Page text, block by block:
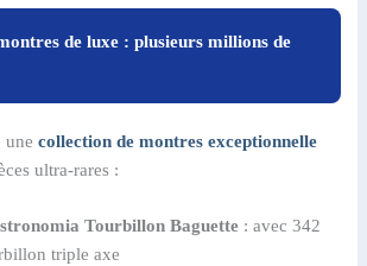
de luxe : plusieurs millions de
unecollection de montres exceptionnelle
ultra-rares :
Tourbillon Baguette : avec 342
triple axe